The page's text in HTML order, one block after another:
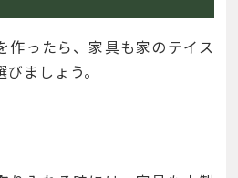
作ったら、家具も家のテイス
ましょう。